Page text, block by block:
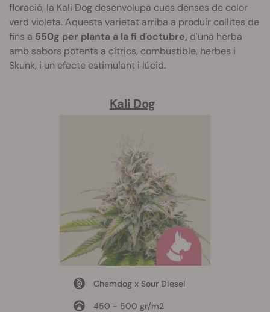
floració, la Kali Dog desenvolupa cues denses de color
verd violeta. Aquesta varietat arriba a produir collites de
fins a 550g per planta a la fi d'octubre, d'una herba
amb sabors potents a cítrics, combustible, herbes i
Skunk, i un efecte estimulant i lúcid.
Kali Dog
Chemdog x Sour Diesel
450 - 500 gr/m2